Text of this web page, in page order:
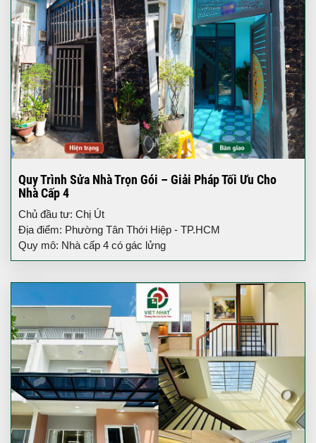
Quy Trình Sửa Nhà Trọn Gói – Giải Pháp Tối Ưu Cho
Nhà Cấp 4
Chủ đầu tư: Chị Út
Địa điểm: Phường Tân Thới Hiệp - TP.HCM
Quy mô: Nhà cấp 4 có gác lửng